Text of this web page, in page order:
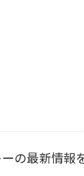
の最新情報